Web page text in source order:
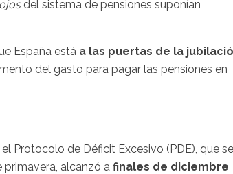
del sistema de pensiones suponían
España está a las puertas de la
del gasto para pagar las pensiones en
Protocolo de Déficit Excesivo (PDE), que se
primavera, alcanzó a finales de diciembre